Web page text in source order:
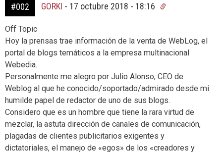
#002 GORKI - 17 octubre 2018 - 18:16
Off Topic
Hoy la prensas trae información de la venta de WebLog, el
portal de blogs temáticos a la empresa multinacional
Webedia.
Personalmente me alegro por Julio Alonso, CEO de
Weblog al que he conocido/soportado/admirado desde mi
humilde papel de redactor de uno de sus blogs.
Considero que es un hombre que tiene la rara virtud de
mezclar, la astuta dirección de canales de comunicación,
plagadas de clientes publicitarios exigentes y
dictatoriales, el manejo de «egos» de los «creadores y